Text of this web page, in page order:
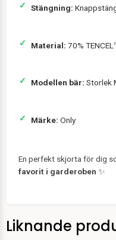
Stängning:
Material: 70%
Modellen bär: Storlek
Märke: Only
En perfekt skjorta för dig
favorit i garderoben ✨
Liknande